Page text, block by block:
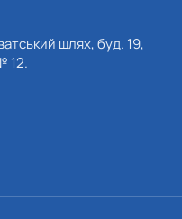
шлях, буд. 19,
12.